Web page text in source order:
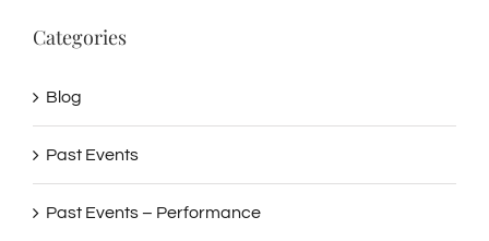
Categories
Blog
Past Events
Past Events – Performance